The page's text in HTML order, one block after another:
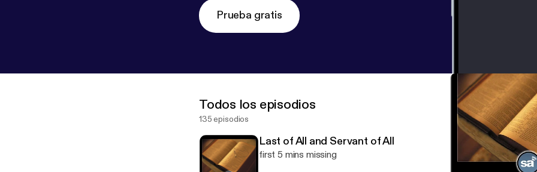
Prueba gratis
Todos los episodios
135 episodios
Last of All and Servant of All
first 5 mins missing